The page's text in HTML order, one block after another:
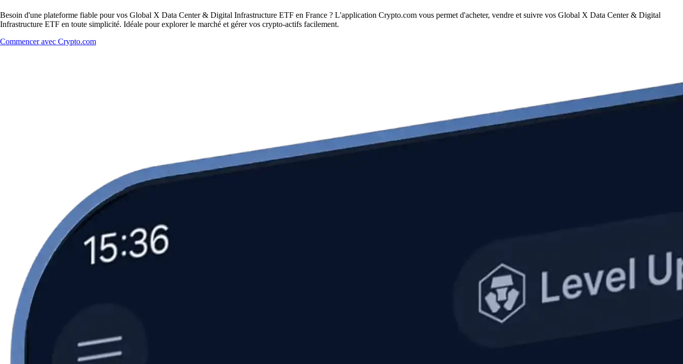
Besoin d'une plateforme fiable pour vos Global X Data Center & Digital Infrastructure ETF en France ? L'application Crypto.com vous permet d'acheter, vendre et suivre vos Global X Data Center & Digital
Infrastructure ETF en toute simplicité. Idéale pour explorer le marché et gérer vos crypto-actifs facilement.
Commencer avec Crypto.com